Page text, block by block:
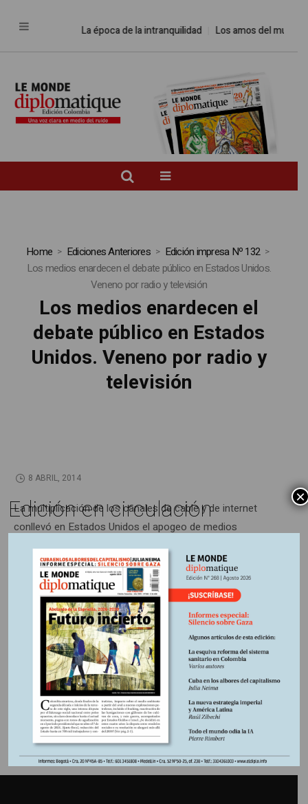
La época de la intranquilidad Los amos del mundo
Home Ediciones Anteriores
Edición impresa Nº 132
Los medios enardecen el debate público en Estados Unidos.
Veneno por radio y televisión
Los medios enardecen el
debate público en Estados
Unidos. Veneno por radio y
televisión
8 ABRIL, 2014
La multiplicación de los canales de cable y de internet
conllevó en Estados Unidos el apogeo de medios
seudoinformativos totalmente ideologizados –en
particular, ultraconservadores– que utilizan un lenguaje
insultante, maniqueo y exacerbado. ¿Cuál es su efecto
sobre la vida política?
Información adicional
Edición en circulación ×